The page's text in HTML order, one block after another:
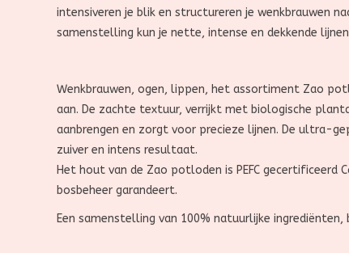
intensiveren je blik en structureren je wenkbrauwen
samenstelling kun je nette, intense en dekkende
Wenkbrauwen, ogen, lippen, het assortiment Zao
aan. De zachte textuur, verrijkt met biologische
aanbrengen en zorgt voor precieze lijnen. De ultra-
zuiver en intens resultaat.
Het hout van de Zao potloden is PEFC gecertificeerd
bosbeheer garandeert.
Een samenstelling van 100% natuurlijke